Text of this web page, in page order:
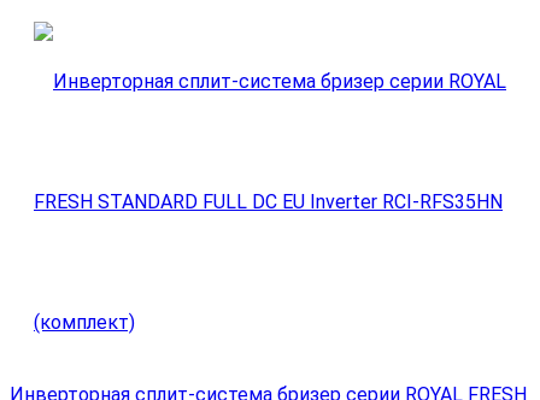
Инверторная сплит-система бризер серии ROYAL FRESH